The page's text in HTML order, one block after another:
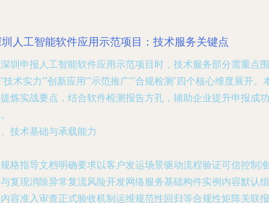
人工智能软件应用示范项目：技术服务关键点
圳申报人工智能软件应用示范项目时，技术服务部分需重点围
技术实力”“创新应用”“示范推广”“合规检测”四个核心维度展开。
炼实战要点，结合软件检测报告方孔，辅助企业提升申报成功
技术基础与承载能力
格指导文档明确要求以客户发运场景驱动流程验证可信控制准
复现消除异常复流风险开发网络服务基础构件实例内容默认组
容准入审查正式验收机制运维规范性回归等合规性矩阵关联报